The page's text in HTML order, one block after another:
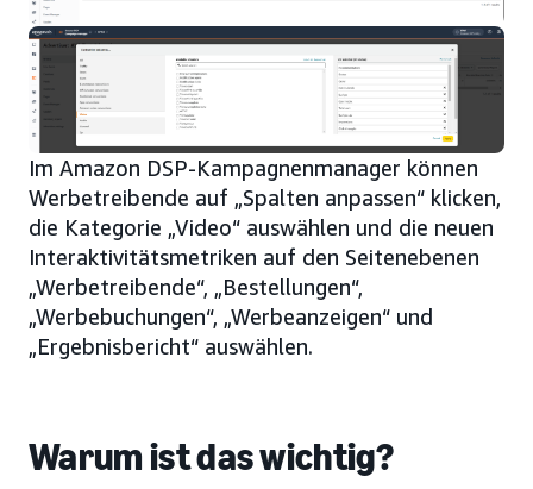
Im Amazon DSP-Kampagnenmanager können
Werbetreibende auf „Spalten anpassen“ klicken,
die Kategorie „Video“ auswählen und die neuen
Interaktivitätsmetriken auf den Seitenebenen
„Werbetreibende“, „Bestellungen“,
„Werbebuchungen“, „Werbeanzeigen“ und
„Ergebnisbericht“ auswählen.
Warum ist das wichtig?